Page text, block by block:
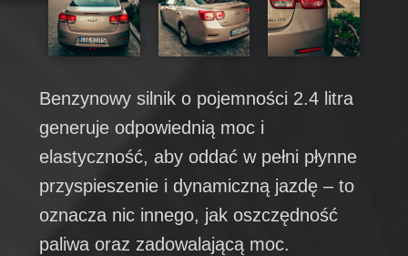
Benzynowy silnik o pojemności 2.4 litra
generuje odpowiednią moc i
elastyczność, aby oddać w pełni płynne
przyspieszenie i dynamiczną jazdę – to
oznacza nic innego, jak oszczędność
paliwa oraz zadowalającą moc.